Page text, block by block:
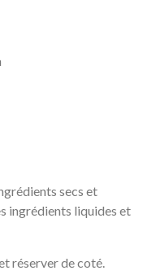
secs et
ingrédients liquides et
réserver de coté.